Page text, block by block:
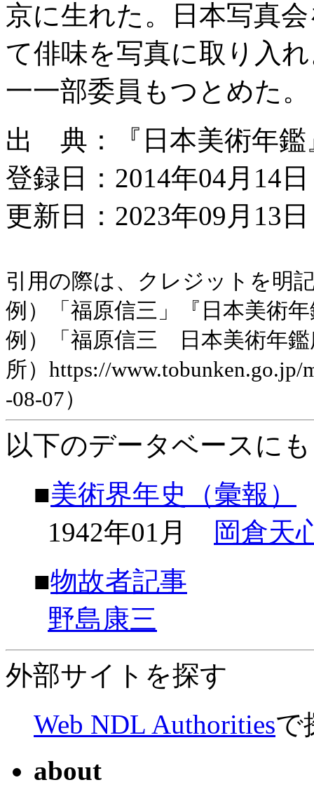
京に生れた。日本写真
て俳味を写真に取り入
一一部委員もつとめた。
出 典：『日本美術年鑑
登録日：2014年04月14日
更新日：2023年09月13
引用の際は、クレジットを明
例）「福原信三」『日本美術
例）「福原信三 日本美術年鑑
所）https://
-08-07）
以下のデータベースに
■美術界年史（彙報）
1942年01月
岡倉天
■物故者記事
野島康三
外部サイトを探す
Web NDL Authoritiesで
about